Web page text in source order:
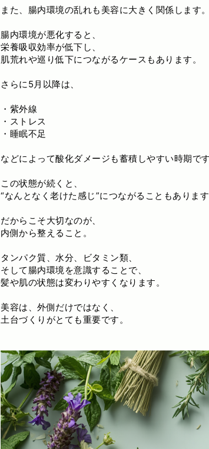
また、腸内環境の乱れも美容に大きく関係します。
腸内環境が悪化すると、
栄養吸収効率が低下し、
肌荒れや巡り低下につながるケースもあります。
さらに5月以降は、
・紫外線
・ストレス
・睡眠不足
などによって酸化ダメージも蓄積しやすい時期です
この状態が続くと、
“なんとなく老けた感じ”につながることもあります
だからこそ大切なのが、
内側から整えること。
タンパク質、水分、ビタミン類、
そして腸内環境を意識することで、
髪や肌の状態は変わりやすくなります。
美容は、外側だけではなく、
土台づくりがとても重要です。